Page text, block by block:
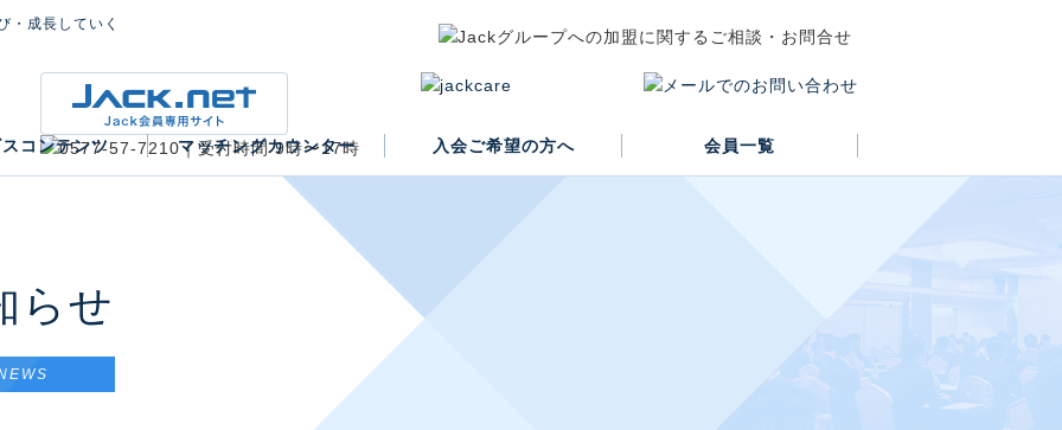
・成長していく
コンテンツ マッチングカウンター 入会ご希望の方へ 会員一覧
らせ